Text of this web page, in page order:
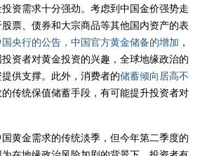
资需求十分强劲。考虑到中国金价强势走
票、债券和大宗商品等其他国内资产的表
央行的公告，中国官方黄金储备的增加 ，
资者对黄金投资的兴趣，全球地缘政治的
供支撑。此外，消费者的储蓄倾向居高不
的传统保值储蓄手段，有可能提升投资者对
黄金需求的传统淡季，但今年第二季度的